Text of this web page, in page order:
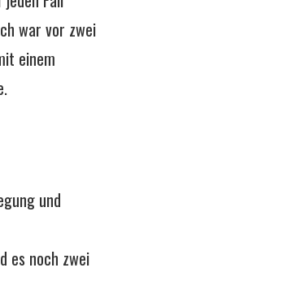
war vor zwei
einem
und
es noch zwei